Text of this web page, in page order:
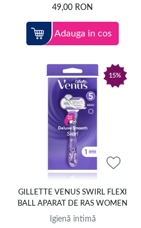
49,00 RON
Adauga in cos
15%
GILLETTE VENUS SWIRL FLEXI
BALL APARAT DE RAS WOMEN
Igienă intimă